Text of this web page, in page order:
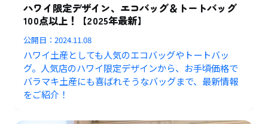
ハワイ限定デザイン、エコバッグ＆トートバッグ
100点以上！【2025年最新】
公開日：2024.11.08
ハワイ土産としても人気のエコバッグやトートバッ
グ。人気店のハワイ限定デザインから、お手頃価格で
バラマキ土産にも喜ばれそうなバッグまで、最新情報
をご紹介！